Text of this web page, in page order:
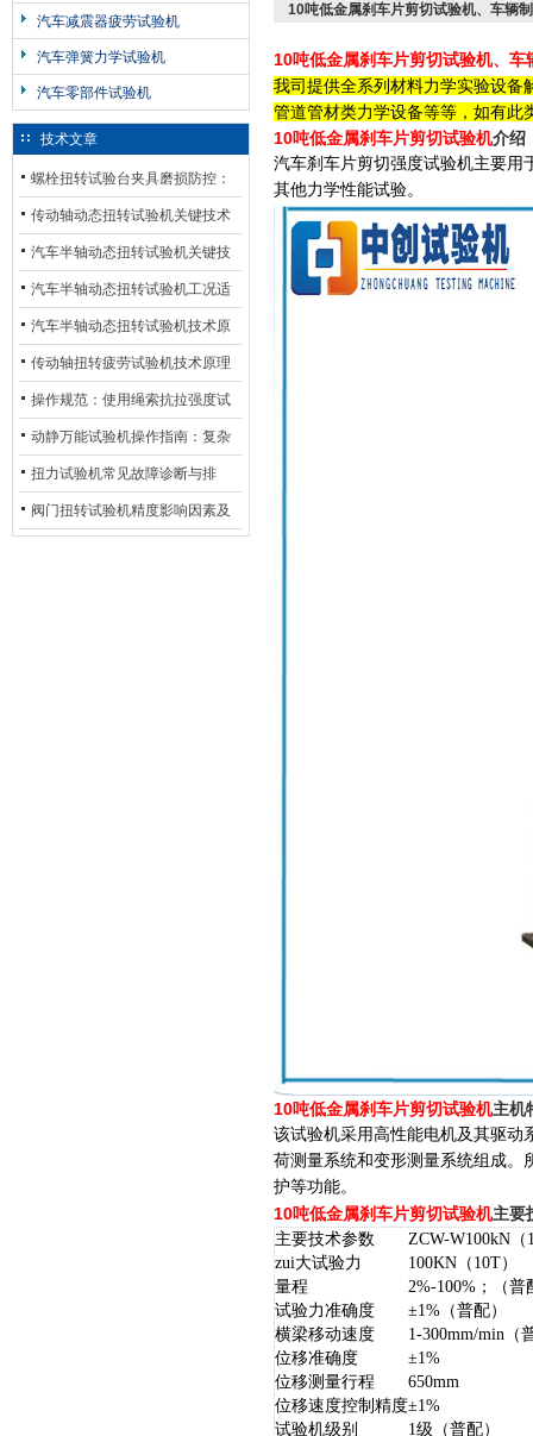
汽车减震器疲劳试验机
汽车弹簧力学试验机
汽车零部件试验机
技术文章
螺栓扭转试验台夹具磨损防控：
材质选型与表面处理的耐用性优
化
传动轴动态扭转试验机关键技术
及产业落地应用
汽车半轴动态扭转试验机关键技
术及产业落地应用
汽车半轴动态扭转试验机工况适
配与质控应用探析
汽车半轴动态扭转试验机技术原
理与行业应用
传动轴扭转疲劳试验机技术原理
与行业应用
操作规范：使用绳索抗拉强度试
验机的完整测试步骤
动静万能试验机操作指南：复杂
动态测试的标准化流程
扭力试验机常见故障诊断与排
除：从传感器信号异常到机械传
阀门扭转试验机精度影响因素及
10吨低金属刹车片剪切试验机、车辆
10吨低金属刹车片剪切试验机、
我司提供全系列材料力学实验设备
管道管材类力学设备等等，如有此
10吨低金属刹车片剪切试验机介绍
汽车刹车片剪切强度试验机主要用
其他力学性能试验。
10吨低金属刹车片剪切试验机主机
该试验机采用高性能电机及其驱动
荷测量系统和变形测量系统组成。
护等功能。
10吨低金属刹车片剪切试验机主要
主要技术参数 ZCW-W100kN（
zui大试验力
100KN（10T）
量程
2%-100%；（普
试验力准确度
±1%（普配）
横梁移动速度
1-300mm/min（
位移准确度
±1%
位移测量行程
650mm
位移速度控制精度±1%
试验机级别
1级（普配）